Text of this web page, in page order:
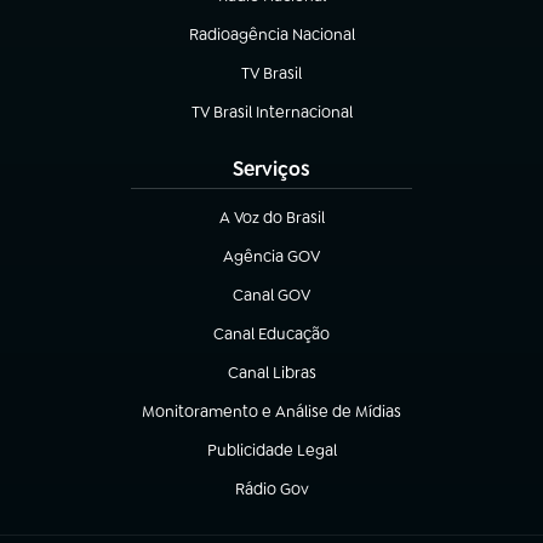
Radioagência Nacional
(abre em nova aba)
TV Brasil
(abre em nova aba)
TV Brasil Internacional
(abre em nova aba)
Serviços
A Voz do Brasil
(abre em nova aba)
Agência GOV
(abre em nova aba)
Canal GOV
(abre em nova aba)
Canal Educação
(abre em nova aba)
Canal Libras
(abre em nova aba)
Monitoramento e Análise de Mídias
(abre em nova aba)
Publicidade Legal
(abre em nova aba)
Rádio Gov
(abre em nova aba)